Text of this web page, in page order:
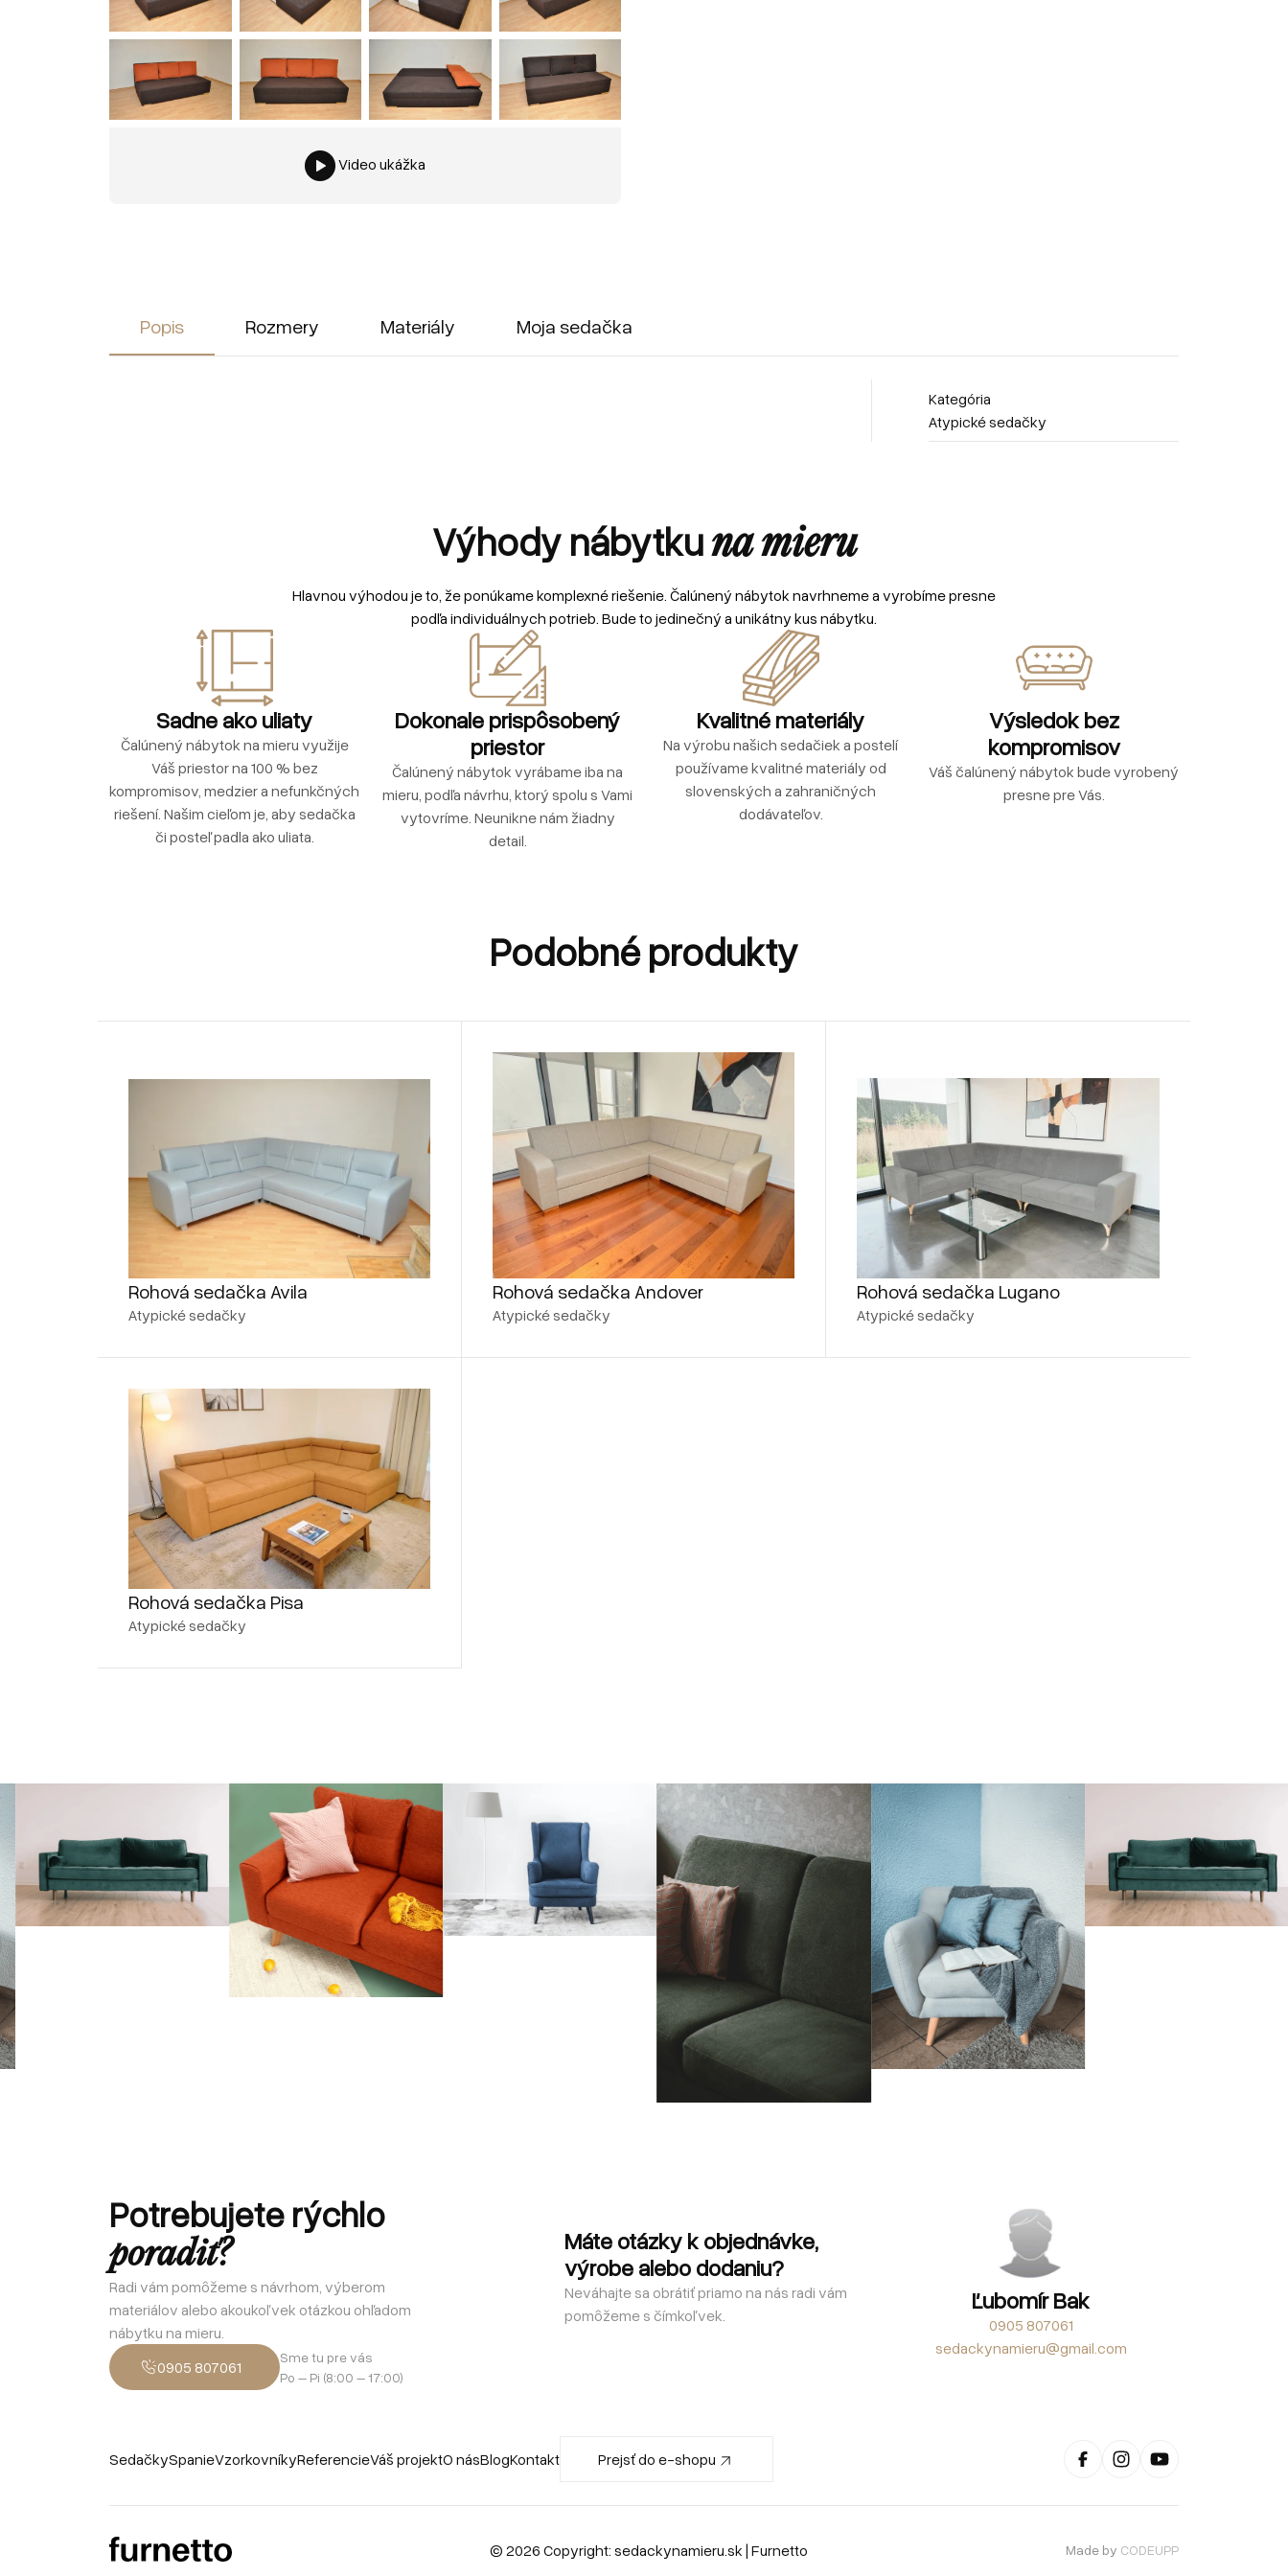
Video ukážka
Popis Rozmery Materiály Moja sedačka
Kategória
Atypické sedačky
Výhody nábytkuna mieru
Hlavnou výhodou je to, že ponúkame komplexné riešenie. Čalúnený nábytok navrhneme a vyrobíme presne
podľa individuálnych potrieb. Bude to jedinečný a unikátny kus nábytku.
Sadne ako uliaty
Čalúnený nábytok na mieru využije
Váš priestor na 100 % bez
kompromisov, medzier a nefunkčných
riešení. Našim cieľom je, aby sedačka
či posteľ padla ako uliata.
Dokonale prispôsobený
priestor
Čalúnený nábytok vyrábame iba na
mieru, podľa návrhu, ktorý spolu s Vami
vytovríme. Neunikne nám žiadny
detail.
Kvalitné materiály
Na výrobu našich sedačiek a postelí
používame kvalitné materiály od
slovenských a zahraničných
dodávateľov.
Výsledok bez
kompromisov
Váš čalúnený nábytok bude vyrobený
presne pre Vás.
Podobné produkty
Rohová sedačka Avila
Atypické sedačky
Rohová sedačka Andover
Atypické sedačky
Rohová sedačka Lugano
Atypické sedačky
Rohová sedačka Pisa
Atypické sedačky
Potrebujete rýchlo
poradiť?
Radi vám pomôžeme s návrhom, výberom
materiálov alebo akoukoľvek otázkou ohľadom
nábytku na mieru.
0905 807061
Sme tu pre vás
Po – Pi (8:00 – 17:00)
Máte otázky k objednávke,
výrobe alebo dodaniu?
Neváhajte sa obrátiť priamo na nás radi vám
pomôžeme s čímkoľvek.
Ľubomír Bak
0905 807061
sedackynamieru@gmail.com
SedačkySpanieVzorkovníkyReferencieVáš projektO násBlogKontakt Prejsť do e-shopu
© 2026 Copyright: sedackynamieru.sk | Furnetto Made by CODEUPP